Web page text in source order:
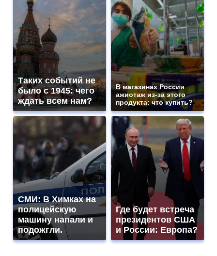
Таких событий не
было с 1945: чего
ждать всем нам?
В магазинах России
ажиотаж из-за этого
продукта: что купить?
СМИ: В Химках на
полицейскую
машину напали и
подожгли.
Где будет встреча
президентов США
и России: Европа?